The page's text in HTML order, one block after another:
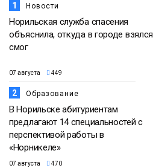
1 Новости
Норильская служба спасения
объяснила, откуда в городе взялся
смог
07 августа 449
2 Образование
В Норильске абитуриентам
предлагают 14 специальностей с
перспективой работы в
«Норникеле»
07 августа 470